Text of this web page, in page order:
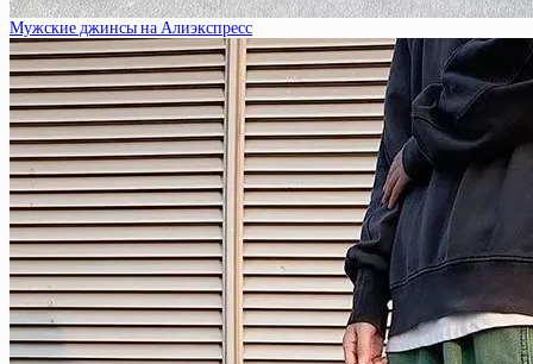
Мужские джинсы на Алиэкспресс